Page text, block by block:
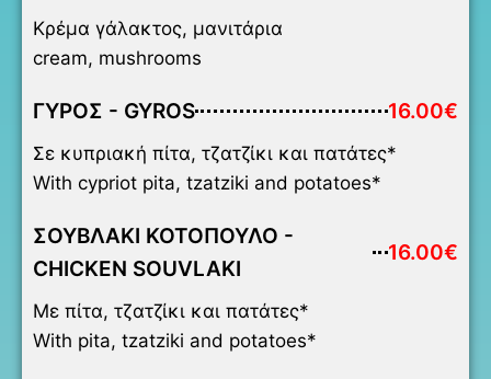
Κρέμα γάλακτος, μανιτάρια
cream, mushrooms
ΓΥΡΟΣ - GYROS 16.00€
Σε κυπριακή πίτα, τζατζίκι και πατάτες*
With cypriot pita, tzatziki and potatoes*
ΣΟΥΒΛΑΚΙ ΚΟΤΟΠΟΥΛΟ -
CHICKEN SOUVLAKI
16.00€
Με πίτα, τζατζίκι και πατάτες*
With pita, tzatziki and potatoes*